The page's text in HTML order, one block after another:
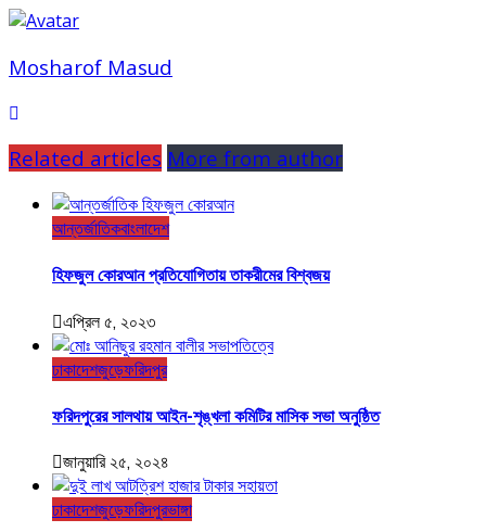
Mosharof Masud
Related articles More from author
আন্তর্জাতিকবাংলাদেশ
হিফজুল কোরআন প্রতিযোগিতায় তাকরীমের বিশ্বজয়
এপ্রিল ৫, ২০২৩
ঢাকাদেশজুড়েফরিদপুর
ফরিদপুরের সালথায় আইন-শৃঙ্খলা কমিটির মাসিক সভা অনুষ্ঠিত
জানুয়ারি ২৫, ২০২৪
ঢাকাদেশজুড়েফরিদপুরভাঙ্গা